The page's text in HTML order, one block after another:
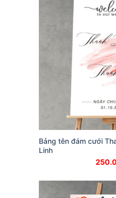
Bảng tên đám cưới
Linh